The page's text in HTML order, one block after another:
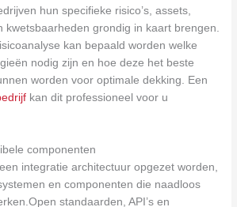
hun specifieke risico’s, assets,
kwetsbaarheden grondig in kaart brengen.
kan bepaald worden welke
nodig zijn en hoe deze het beste
worden voor optimale dekking. Een
kan dit professioneel voor u
componenten
integratie architectuur opgezet worden,
en componenten die naadloos
standaarden, API’s en